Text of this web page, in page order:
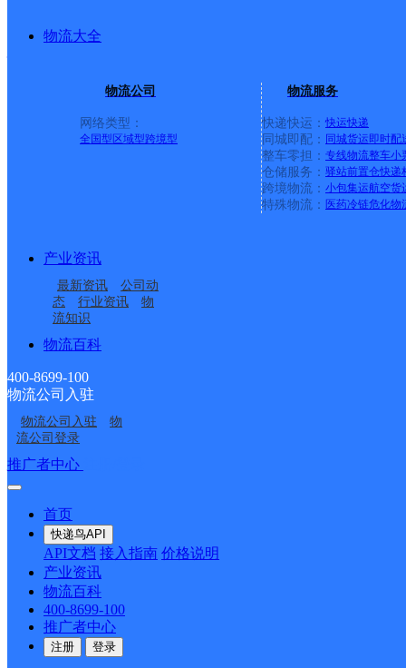
物流大全
物流公司
网络类型：
全国型 区域型跨境型
物流服务
快递快运： 快运快递
同城即配： 同城货运即时配
整车零担： 专线物流整车小
仓储服务： 驿站前置仓快递
跨境物流： 小包集运航空货
特殊物流： 医药冷链危化物
产业资讯
最新资讯
公司动
态
行业资讯
物
流知识
物流百科
400-8699-100
物流公司入驻
物流公司入驻
物
流公司登录
推广者中心
首页
快递鸟API
API文档 接入指南 价格说明
产业资讯
物流百科
400-8699-100
推广者中心
注册 登录
雅安市石棉县石棉县营
顺丰速运 更多号码地址
详情
冒牌货冒菜
顺丰速运
派送范围:全境
雅安市芦山县平安路速
顺丰速运
平安路175号（锦华宾馆
派送范围:全境